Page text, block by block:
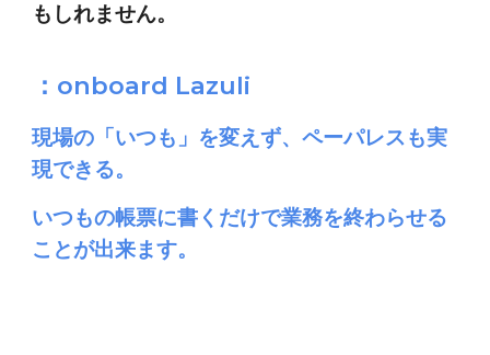
もしれません。
： onboard Lazuli
現場の「いつも」を変えず、ペーパレスも実
現できる。
いつもの帳票に書くだけで業務を終わらせる
ことが出来ます。